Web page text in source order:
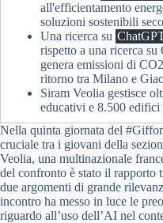
all'efficientamento
soluzioni sostenibili
Una ricerca su
rispetto a una ricerca
genera emissioni di
ritorno tra Milano e
Siram Veolia gestisce
educativi e 8.500
Nella quinta giornata del
cruciale tra i giovani della
Veolia, una multinazionale
del confronto è stato il rapporto
due argomenti di grande
incontro ha messo in luce le
riguardo all’uso dell’AI nel